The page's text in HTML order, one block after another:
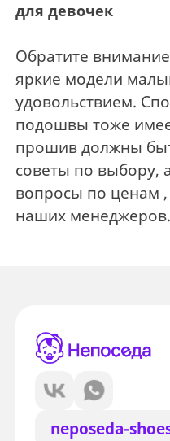
для девочек
Обратите
яркие модели
удовольствием.
подошвы тоже
прошив должны
советы по выбору,
вопросы по ценам ,
наших менеджеров.
neposeda-